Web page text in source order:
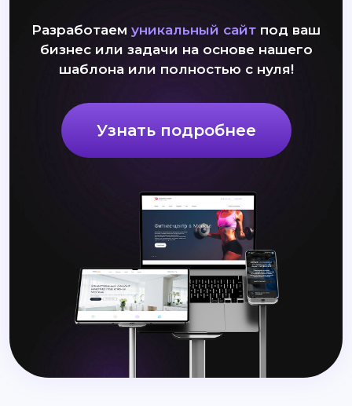
Разработаем уникальный сайт под ваш
бизнес или задачи на основе нашего
шаблона или полностью с нуля!
Узнать подробнее